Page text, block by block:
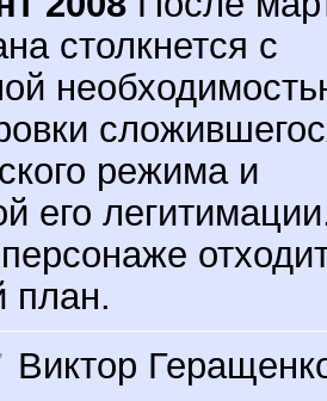
столкнется с
режима и
его
план.
Виктор